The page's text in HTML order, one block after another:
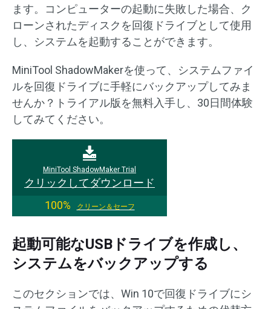
ます。コンピューターの起動に失敗した場合、ク
ローンされたディスクを回復ドライブとして使用
し、システムを起動することができます。
MiniTool ShadowMakerを使って、システムファイ
ルを回復ドライブに手軽にバックアップしてみま
せんか？トライアル版を無料入手し、30日間体験
してみてください。
MiniTool ShadowMaker Trial
クリックしてダウンロード
100%
クリーン＆セーフ
起動可能なUSBドライブを作成し、
システムをバックアップする
このセクションでは、Win 10で回復ドライブにシ